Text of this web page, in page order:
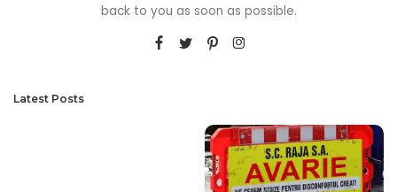
back to you as soon as possible.
Latest Posts